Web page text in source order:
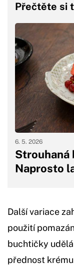
Přečtěte si
Strouhaná
Naprosto
6. 5. 2026
Další variace
použití
buchtičky
přednost